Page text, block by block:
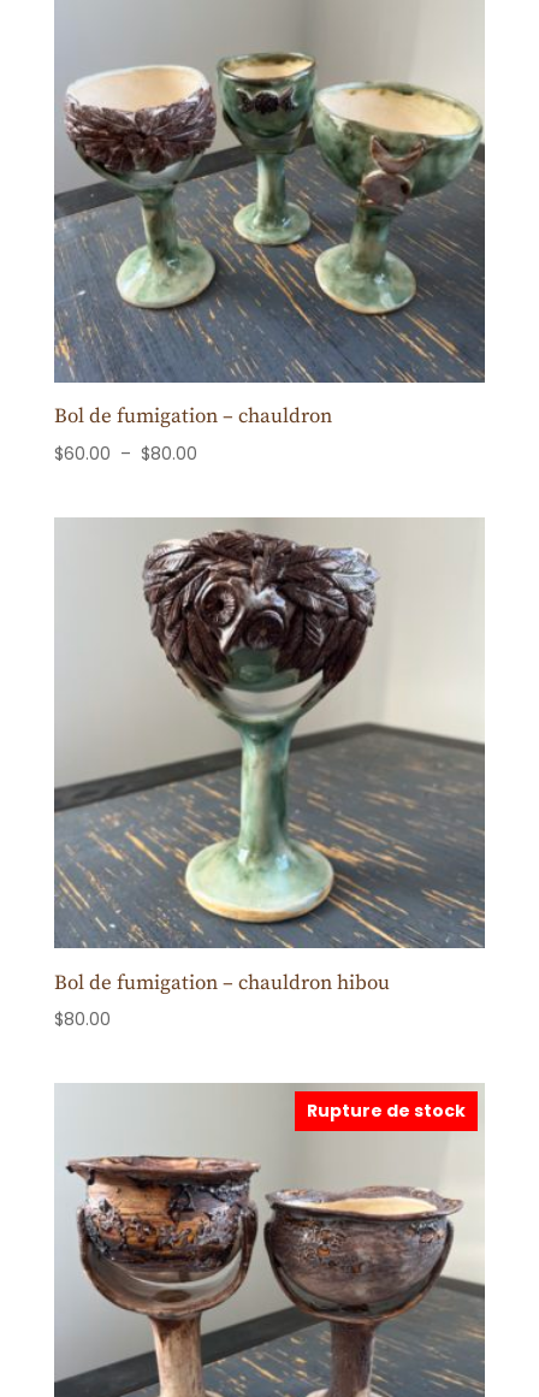
Bol de fumigation – chauldron
$60.00 – $80.00Plage
$60.00
à
$80.00
Bol de fumigation – chauldron hibou
$80.00
Rupture de stock